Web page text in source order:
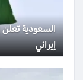
السعودية
إيراني